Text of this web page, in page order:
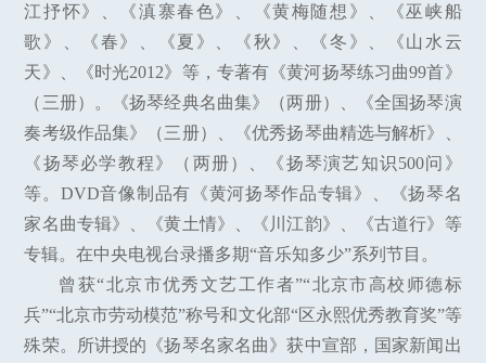
江抒怀》、《滇寨春色》、《黄梅随想》、《巫峡船
歌》、《春》、《夏》、《秋》、《冬》、《山水云
天》、《时光2012》等，专著有《黄河扬琴练习曲99首》
（三册）。《扬琴经典名曲集》（两册）、《全国扬琴演
奏考级作品集》（三册）、《优秀扬琴曲精选与解析》、
《扬琴必学教程》（两册）、《扬琴演艺知识500问》
等。DVD音像制品有《黄河扬琴作品专辑》、《扬琴名
家名曲专辑》、《黄土情》、《川江韵》、《古道行》等
专辑。在中央电视台录播多期“音乐知多少”系列节目。
曾获“北京市优秀文艺工作者”“北京市高校师德标
兵”“北京市劳动模范”称号和文化部“区永熙优秀教育奖”等
殊荣。所讲授的《扬琴名家名曲》获中宣部，国家新闻出